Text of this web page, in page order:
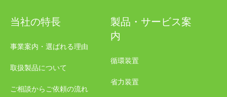
当社の特長
事業案内・選ばれる理由
取扱製品について
ご相談からご依頼の流れ
製品・サービス案
内
循環装置
省力装置